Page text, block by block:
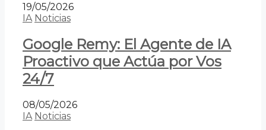
19/05/2026
IA Noticias
Google Remy: El Agente de IA
Proactivo que Actúa por Vos
24/7
08/05/2026
IA Noticias